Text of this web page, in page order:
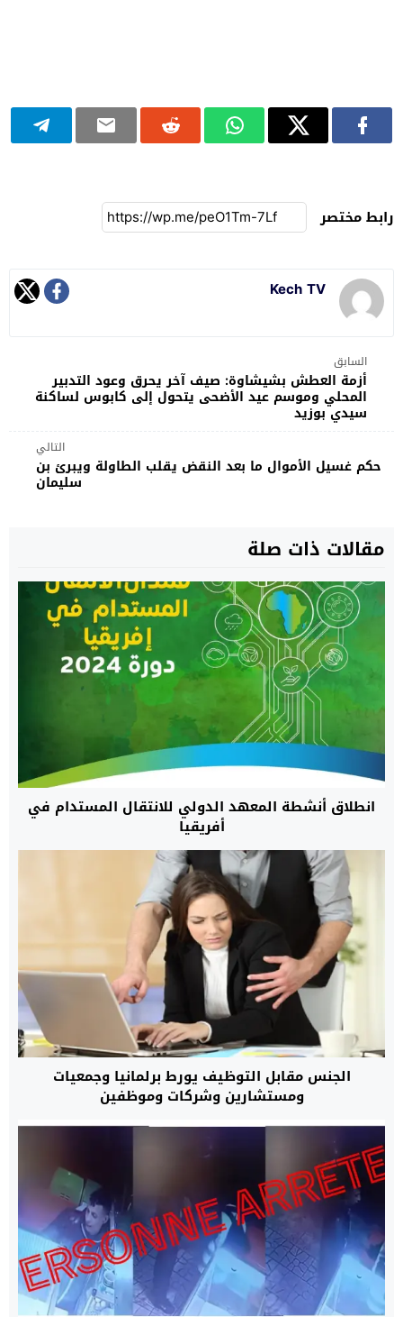
رابط مختصر
Kech TV
السابق
أزمة العطش بشيشاوة: صيف آخر يحرق وعود التدبير
المحلي وموسم عيد الأضحى يتحول إلى كابوس لساكنة
سيدي بوزيد
التالي
حكم غسيل الأموال ما بعد النقض يقلب الطاولة ويبرئ بن
سليمان
مقالات ذات صلة
انطلاق أنشطة المعهد الدولي للانتقال المستدام في
أفريقيا
الجنس مقابل التوظيف يورط برلمانيا وجمعيات
ومستشارين وشركات وموظفين